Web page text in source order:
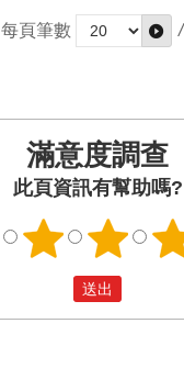
每頁筆數 /
滿意度調查
此頁資訊有幫助嗎?